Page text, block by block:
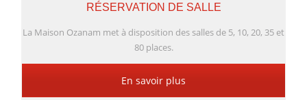
RÉSERVATION DE SALLE
La Maison Ozanam met à disposition des salles de 5, 10, 20, 35 et
80 places.
En savoir plus